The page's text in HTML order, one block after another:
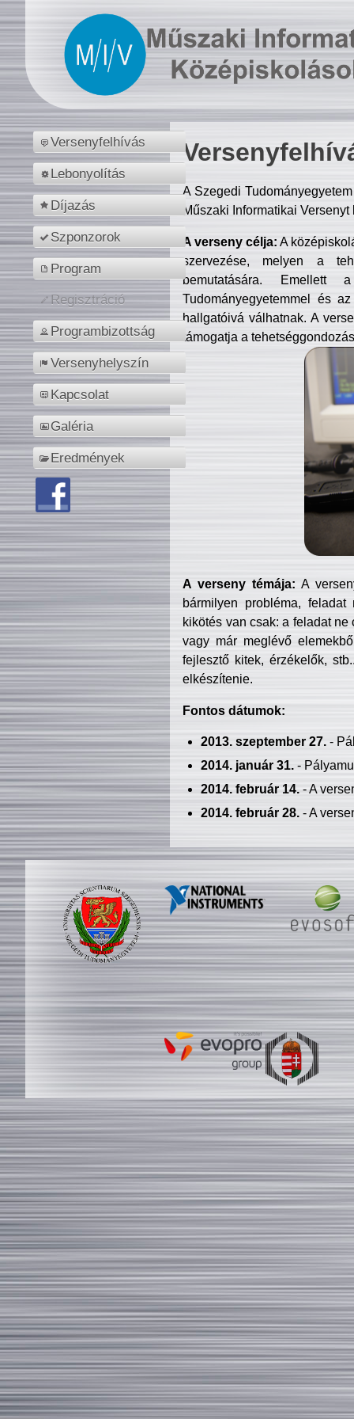
Versenyfelhívás
Lebonyolítás
Díjazás
Szponzorok
Program
Regisztráció
Programbizottság
Versenyhelyszín
Kapcsolat
Galéria
Eredmények
A Szegedi
Műszaki Informatikai
A verseny célja: A
szervezése, melyen a
bemutatására. Emellett
Tudományegyetemmel és
hallgatóivá válhatnak. A
támogatja a
A verseny témája: A
bármilyen probléma, feladat
kikötés van csak: a feladat
vagy már meglévő
fejlesztő kitek, érzékelők,
elkészítenie.
Fontos dátumok:
2013. szeptember 27.-
2014. január 31.-
2014. február 14.- A
2014. február 28.- A